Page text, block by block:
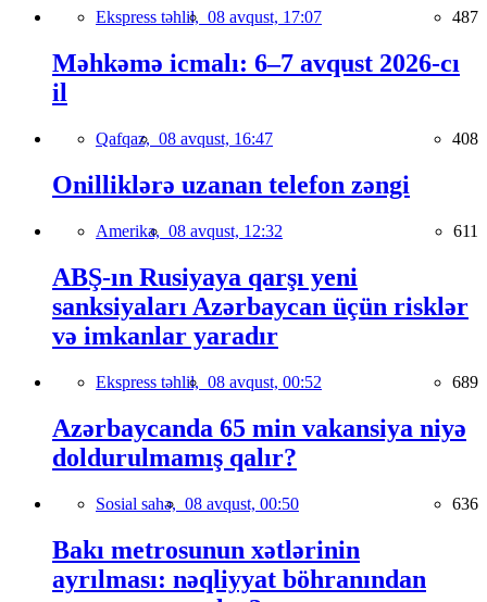
Ekspress təhlil, 08 avqust, 17:07 487
Məhkəmə icmalı: 6–7 avqust 2026-cı
il
Qafqaz, 08 avqust, 16:47 408
Onilliklərə uzanan telefon zəngi
Amerika, 08 avqust, 12:32 611
ABŞ-ın Rusiyaya qarşı yeni
sanksiyaları Azərbaycan üçün risklər
və imkanlar yaradır
Ekspress təhlil, 08 avqust, 00:52 689
Azərbaycanda 65 min vakansiya niyə
doldurulmamış qalır?
Sosial sahə, 08 avqust, 00:50 636
Bakı metrosunun xətlərinin
ayrılması: nəqliyyat böhranından